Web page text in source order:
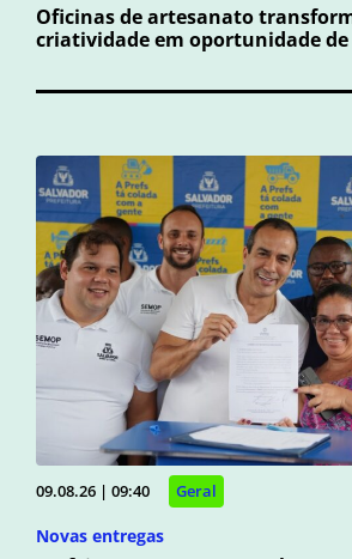
Oficinas de artesanato
criatividade em oportunidade de
09.08.26 | 09:40 Geral
Novas entregas